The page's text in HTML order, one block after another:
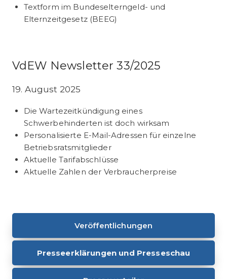
Textform im Bundeselterngeld- und
Elternzeitgesetz (BEEG)
VdEW Newsletter 33/2025
19. August 2025
Die Wartezeitkündigung eines
Schwerbehinderten ist doch wirksam
Personalisierte E-Mail-Adressen für einzelne
Betriebsratsmitglieder
Aktuelle Tarifabschlüsse
Aktuelle Zahlen der Verbraucherpreise
Veröffentlichungen
Presseerklärungen und Presseschau